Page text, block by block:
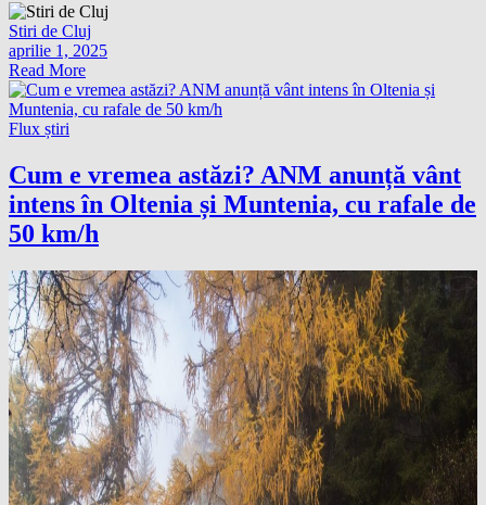
Stiri de Cluj
aprilie 1, 2025
Read More
Flux știri
Cum e vremea astăzi? ANM anunță vânt
intens în Oltenia și Muntenia, cu rafale de
50 km/h